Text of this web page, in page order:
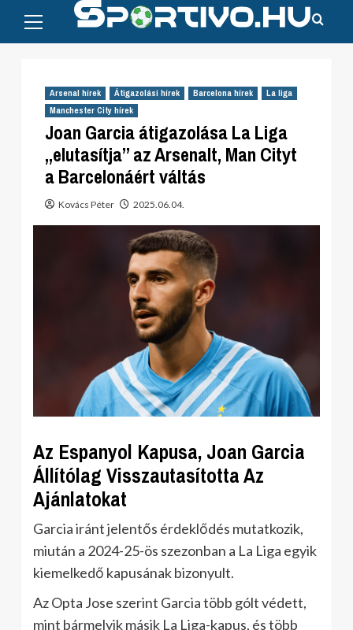
content
Menu
Arsenal hírek Átigazolási hírek Barcelona hírek
La liga
Manchester City hírek
Joan Garcia átigazolása La Liga
„elutasítja” az Arsenalt, Man Cityt
a Barcelonáért váltás
Kovács Péter 2025.06.04.
Az Espanyol Kapusa, Joan Garcia
Állítólag Visszautasította Az
Ajánlatokat
Garcia iránt jelentős érdeklődés mutatkozik,
miután a 2024-25-ös szezonban a La Liga egyik
kiemelkedő kapusának bizonyult.
Az Opta Jose szerint Garcia több gólt védett,
mint bármelyik másik La Liga-kapus, és több